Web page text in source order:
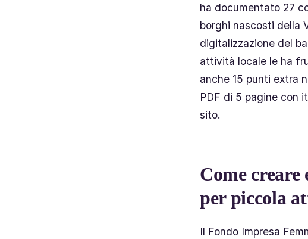
ha documentato 27
borghi nascosti della
digitalizzazione del
attività locale le ha
anche 15 punti extra
PDF di 5 pagine con
sito.
Come
per piccola
Il Fondo Impresa